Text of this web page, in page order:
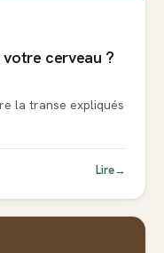
cerveau ?
la transe expliqués
Lire→